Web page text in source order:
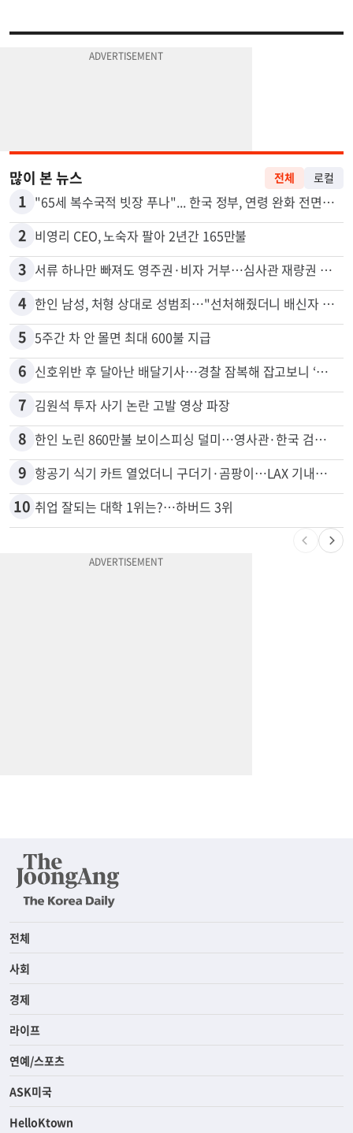
많이 본 뉴스 전체 로컬
1 "65세 복수국적 빗장 푸나"... 한국 정부, 연령 완화 전면 추진
2 비영리 CEO, 노숙자 팔아 2년간 165만불
3 서류 하나만 빠져도 영주권·비자 거부…심사관 재량권 대폭 확대
4 한인 남성, 처형 상대로 성범죄…"선처해줬더니 배신자 취급"
5 5주간 차 안 몰면 최대 600불 지급
6 신호위반 후 달아난 배달기사…경찰 잠복해 잡고보니 ‘반전’
7 김원석 투자 사기 논란 고발 영상 파장
8 한인 노린 860만불 보이스피싱 덜미…영사관·한국 검찰 사칭
9 항공기 식기 카트 열었더니 구더기·곰팡이…LAX 기내식 업체 논란
10 취업 잘되는 대학 1위는?…하버드 3위
전체
사회
경제
라이프
연예/스포츠
ASK미국
HelloKtown